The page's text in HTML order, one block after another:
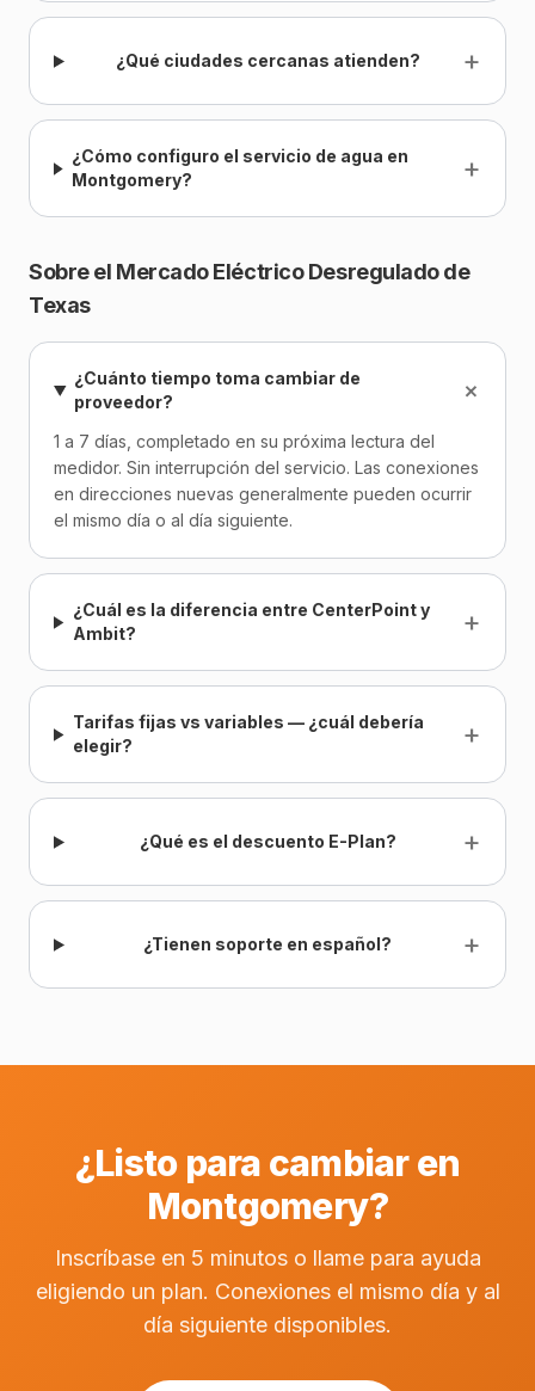
¿Qué ciudades cercanas atienden? +
¿Cómo configuro el servicio de agua en
Montgomery?
+
Sobre el Mercado Eléctrico Desregulado de
Texas
¿Cuánto tiempo toma cambiar de
proveedor?
+
1 a 7 días, completado en su próxima lectura del
medidor. Sin interrupción del servicio. Las conexiones
en direcciones nuevas generalmente pueden ocurrir
el mismo día o al día siguiente.
¿Cuál es la diferencia entre CenterPoint y
Ambit?
+
Tarifas fijas vs variables — ¿cuál debería
elegir?
+
¿Qué es el descuento E-Plan? +
¿Tienen soporte en español? +
¿Listo para cambiar en
Montgomery?
Inscríbase en 5 minutos o llame para ayuda
eligiendo un plan. Conexiones el mismo día y al
día siguiente disponibles.